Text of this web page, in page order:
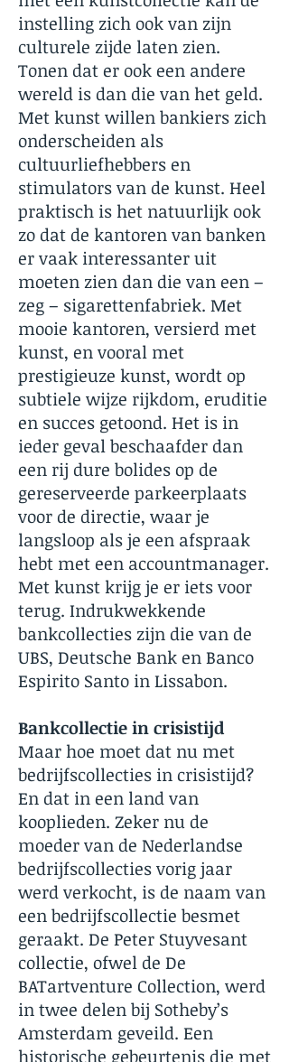
instelling zich ook van zijn
culturele zijde laten zien.
Tonen dat er ook een andere
wereld is dan die van het geld.
Met kunst willen bankiers zich
onderscheiden als
cultuurliefhebbers en
stimulators van de kunst. Heel
praktisch is het natuurlijk ook
zo dat de kantoren van banken
er vaak interessanter uit
moeten zien dan die van een –
zeg – sigarettenfabriek. Met
mooie kantoren, versierd met
kunst, en vooral met
prestigieuze kunst, wordt op
subtiele wijze rijkdom, eruditie
en succes getoond. Het is in
ieder geval beschaafder dan
een rij dure bolides op de
gereserveerde parkeerplaats
voor de directie, waar je
langsloop als je een afspraak
hebt met een accountmanager.
Met kunst krijg je er iets voor
terug. Indrukwekkende
bankcollecties zijn die van de
UBS, Deutsche Bank en Banco
Espirito Santo in Lissabon.
Bankcollectie in crisistijd
Maar hoe moet dat nu met
bedrijfscollecties in crisistijd?
En dat in een land van
kooplieden. Zeker nu de
moeder van de Nederlandse
bedrijfscollecties vorig jaar
werd verkocht, is de naam van
een bedrijfscollectie besmet
geraakt. De Peter Stuyvesant
collectie, ofwel de De
BATartventure Collection, werd
in twee delen bij Sotheby’s
Amsterdam geveild. Een
historische gebeurtenis die met